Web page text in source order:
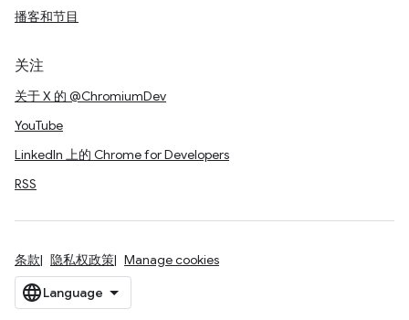
播客和节目
关注
关于 X 的 @ChromiumDev
YouTube
LinkedIn 上的 Chrome for Developers
RSS
条款 隐私权政策 Manage cookies